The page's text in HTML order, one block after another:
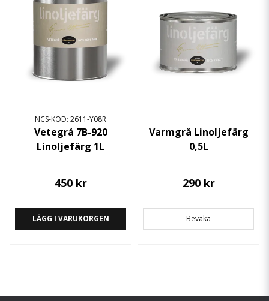
NCS-KOD: 2611-Y08R
Vetegrå 7B-920
Linoljefärg 1L
450 kr
LÄGG I VARUKORGEN
Varmgrå Linoljefärg
0,5L
290 kr
Bevaka